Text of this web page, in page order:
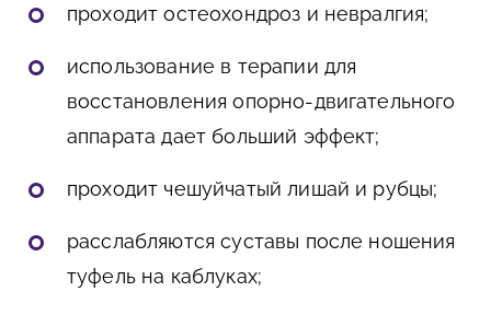
проходит остеохондроз и невралгия;
использование в терапии для
восстановления опорно-двигательного
аппарата дает больший эффект;
проходит чешуйчатый лишай и рубцы;
расслабляются суставы после ношения
туфель на каблуках;